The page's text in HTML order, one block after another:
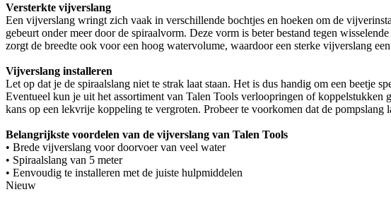
Versterkte vijverslang
Een vijverslang wringt zich vaak in verschillende bochtjes en hoeken om de
gebeurt onder meer door de spiraalvorm. Deze vorm is beter bestand tegen
zorgt de breedte ook voor een hoog watervolume, waardoor een sterke vijverslang
Vijverslang installeren
Let op dat je de spiraalslang niet te strak laat staan. Het is dus handig om een beetje
Eventueel kun je uit het assortiment van Talen Tools verloopringen of
kans op een lekvrije koppeling te vergroten. Probeer te voorkomen dat de pompslang
Belangrijkste voordelen van de vijverslang van Talen Tools
• Brede vijverslang voor doorvoer van veel water
• Spiraalslang van 5 meter
• Eenvoudig te installeren met de juiste hulpmiddelen
Nieuw